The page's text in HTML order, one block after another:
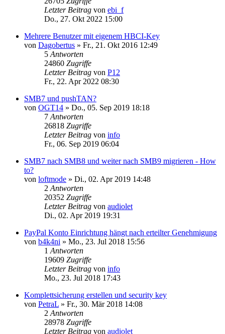
Letzter Beitrag von ebi_f
Do., 27. Okt 2022 15:00
Mehrere Benutzer mit eigenem HBCI-Key
von Dagobertus » Fr., 21. Okt 2016 12:49
5 Antworten
24860 Zugriffe
Letzter Beitrag von P12
Fr., 22. Apr 2022 08:30
SMB7 und pushTAN?
von OGT14 » Do., 05. Sep 2019 18:18
7 Antworten
26818 Zugriffe
Letzter Beitrag von info
Fr., 06. Sep 2019 06:04
SMB7 nach SMB8 und weiter nach SMB9 migrieren - How
to?
von loftmode » Di., 02. Apr 2019 14:48
2 Antworten
20352 Zugriffe
Letzter Beitrag von audiolet
Di., 02. Apr 2019 19:31
PayPal Konto Einrichtung hängt nach erteilter Genehmigung
von b4k4ni » Mo., 23. Jul 2018 15:56
1 Antworten
19609 Zugriffe
Letzter Beitrag von info
Mo., 23. Jul 2018 17:43
Komplettsicherung erstellen und security key
von PetraL » Fr., 30. Mär 2018 14:08
2 Antworten
28978 Zugriffe
Letzter Beitrag von audiolet